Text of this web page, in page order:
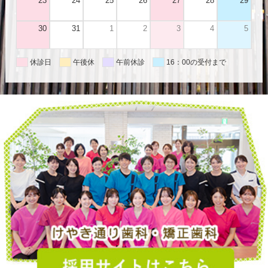
30 31 1 2 3 4 5
休診日 午後休 午前休診 16：00の受付まで